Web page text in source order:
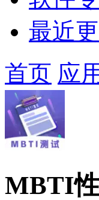
最近
首页 应
MBTI